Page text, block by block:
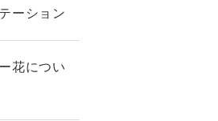
ーション
花につい